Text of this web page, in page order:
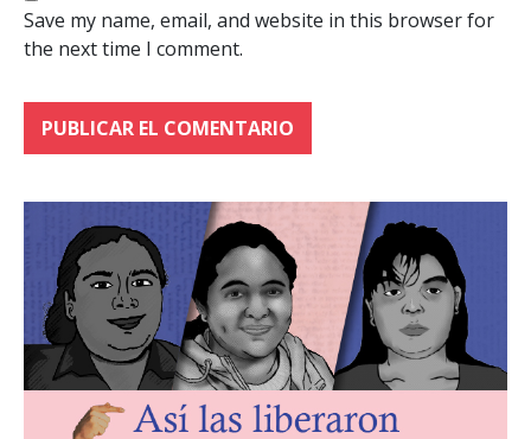
Save my name, email, and website in this browser for
the next time I comment.